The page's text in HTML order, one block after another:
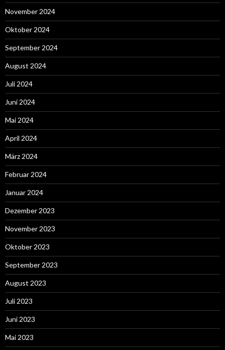
November 2024
Oktober 2024
September 2024
August 2024
Juli 2024
Juni 2024
Mai 2024
April 2024
März 2024
Februar 2024
Januar 2024
Dezember 2023
November 2023
Oktober 2023
September 2023
August 2023
Juli 2023
Juni 2023
Mai 2023